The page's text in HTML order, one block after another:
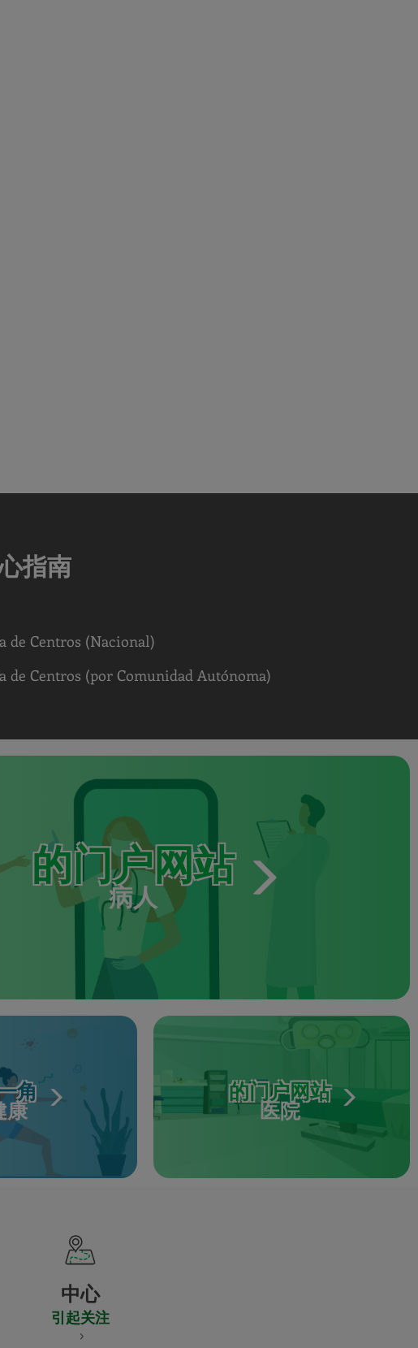
指南
de Centros (Nacional)
de Centros (por Comunidad Autónoma)
的门户网站
病人
角
康
的门户网站
医院
中心
引起关注